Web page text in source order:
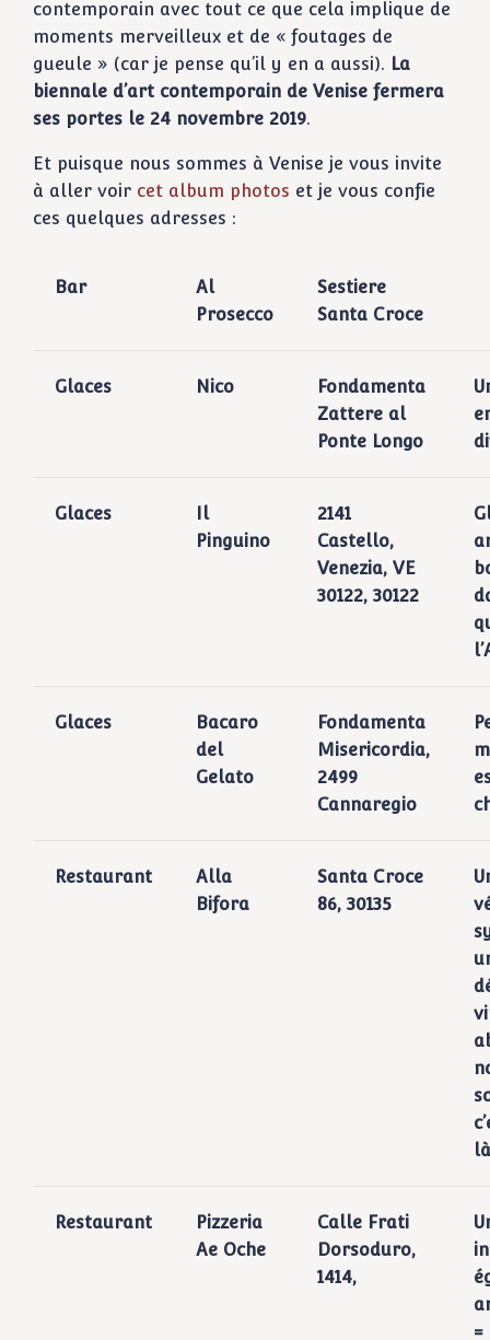
contemporain avec tout ce que cela implique de
moments merveilleux et de « foutages de
gueule » (car je pense qu’il y en a aussi). La
biennale d’art contemporain de Venise fermera
ses portes le 24 novembre 2019.
Et puisque nous sommes à Venise je vous invite
à aller voir cet album photos et je vous confie
ces quelques adresses :
Bar
Al
Prosecco
Sestiere
Santa Croce
Glaces Nico
Fondamenta
Zattere al
Ponte Longo
Glaces
Il
Pinguino
2141
Castello,
Venezia, VE
30122, 30122
Glaces
Bacaro
del
Gelato
Fondamenta
Misericordia,
2499
Cannaregio
Restaurant
Alla
Bifora
Santa Croce
86, 30135
Restaurant
Pizzeria
Ae Oche
Calle Frati
Dorsoduro,
1414,
=